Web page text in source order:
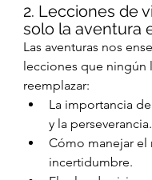
2. Lecciones de
solo la aventura
Las aventuras nos
lecciones que ningún
reemplazar:
La importancia
y la perseverancia.
Cómo manejar el
incertidumbre.